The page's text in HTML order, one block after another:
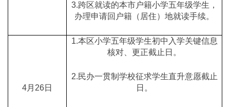
3.跨区就读的本市户籍小学五年级学生，
办理申请回户籍（居住）地就读手续。
4月26日
1.本区小学五年级学生初中入学关键信息
核对、更正截止日。
2.民办一贯制学校征求学生直升意愿截止
日。